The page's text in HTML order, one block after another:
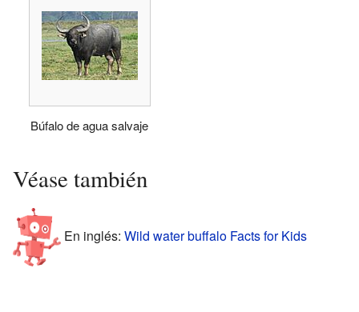
Búfalo de agua salvaje
Véase también
En inglés: Wild water buffalo Facts for Kids